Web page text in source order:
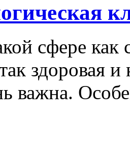
сфере как
здоровая и
важна.